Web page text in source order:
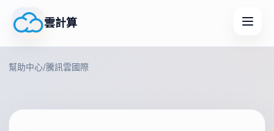
雲計算
幫助中心/騰訊雲國際